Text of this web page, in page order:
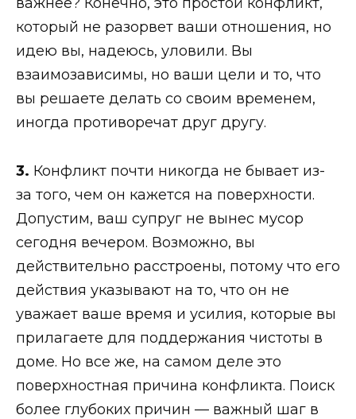
который не разорвет ваши отношения, но
идею вы, надеюсь, уловили. Вы
взаимозависимы, но ваши цели и то, что
вы решаете делать со своим временем,
иногда противоречат друг другу.
3. Конфликт почти никогда не бывает из-
за того, чем он кажется на поверхности.
Допустим, ваш супруг не вынес мусор
сегодня вечером. Возможно, вы
действительно расстроены, потому что его
действия указывают на то, что он не
уважает ваше время и усилия, которые вы
прилагаете для поддержания чистоты в
доме. Но все же, на самом деле это
поверхностная причина конфликта. Поиск
более глубоких причин — важный шаг в